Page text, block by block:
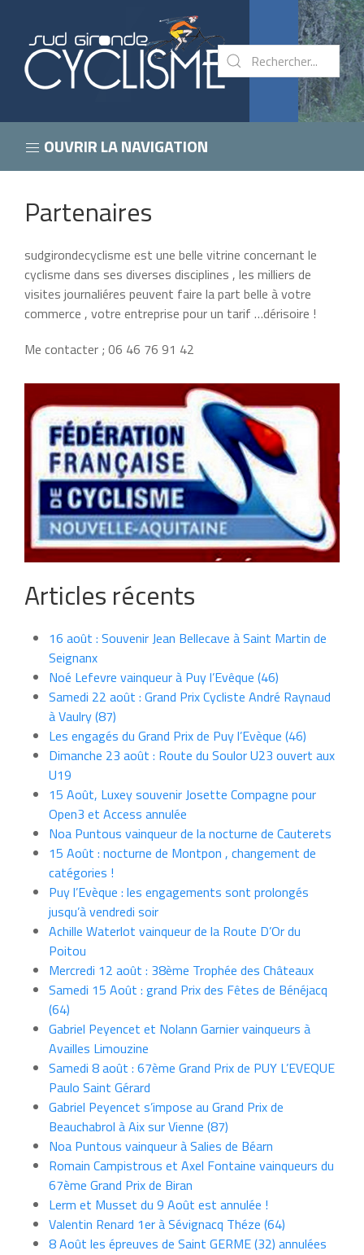
OUVRIR LA NAVIGATION
Partenaires
sudgirondecyclisme est une belle vitrine concernant le
cyclisme dans ses diverses disciplines , les milliers de
visites journaliéres peuvent faire la part belle à votre
commerce , votre entreprise pour un tarif …dérisoire !
Me contacter ; 06 46 76 91 42
Articles récents
16 août : Souvenir Jean Bellecave à Saint Martin de
Seignanx
Noé Lefevre vainqueur à Puy l’Evêque (46)
Samedi 22 août : Grand Prix Cycliste André Raynaud
à Vaulry (87)
Les engagés du Grand Prix de Puy l’Evèque (46)
Dimanche 23 août : Route du Soulor U23 ouvert aux
U19
15 Août, Luxey souvenir Josette Compagne pour
Open3 et Access annulée
Noa Puntous vainqueur de la nocturne de Cauterets
15 Août : nocturne de Montpon , changement de
catégories !
Puy l’Evèque : les engagements sont prolongés
jusqu’à vendredi soir
Achille Waterlot vainqueur de la Route D’Or du
Poitou
Mercredi 12 août : 38ème Trophée des Châteaux
Samedi 15 Août : grand Prix des Fêtes de Bénéjacq
(64)
Gabriel Peyencet et Nolann Garnier vainqueurs à
Availles Limouzine
Samedi 8 août : 67ème Grand Prix de PUY L’EVEQUE
Paulo Saint Gérard
Gabriel Peyencet s’impose au Grand Prix de
Beauchabrol à Aix sur Vienne (87)
Noa Puntous vainqueur à Salies de Béarn
Romain Campistrous et Axel Fontaine vainqueurs du
67ème Grand Prix de Biran
Lerm et Musset du 9 Août est annulée !
Valentin Renard 1er à Sévignacq Théze (64)
8 Août les épreuves de Saint GERME (32) annulées